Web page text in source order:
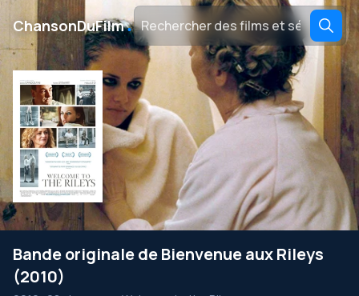
ChansonDuFilm․
Bande originale de Bienvenue aux Rileys
(2010)